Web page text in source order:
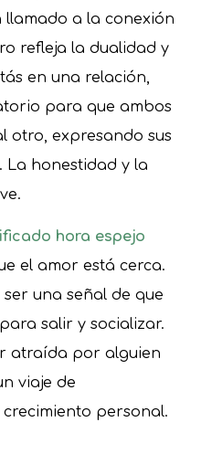
a la conexión
refleja la dualidad y
en una relación,
para que ambos
otro, expresando sus
La honestidad y la
hora espejo
el amor está cerca.
una señal de que
salir y socializar.
atraída por alguien
viaje de
personal.